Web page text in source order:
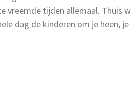
vreemde tijden allemaal. Thuis
dag de kinderen om je heen,